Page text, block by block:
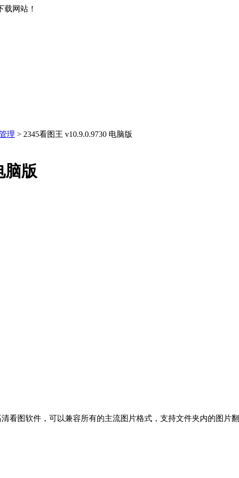
网站！
理 > 2345看图王 v10.9.0.9730 电脑版
脑版
看图软件，可以兼容所有的主流图片格式，支持文件夹内的图片